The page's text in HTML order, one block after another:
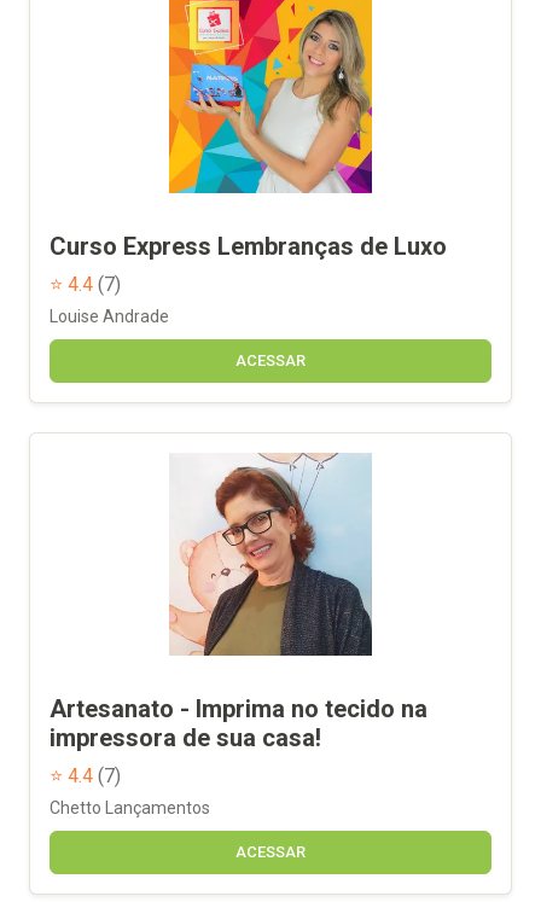
Curso Express Lembranças de Luxo
⭐ 4.4 (7)
Louise Andrade
ACESSAR
Artesanato - Imprima no tecido na
impressora de sua casa!
⭐ 4.4 (7)
Chetto Lançamentos
ACESSAR